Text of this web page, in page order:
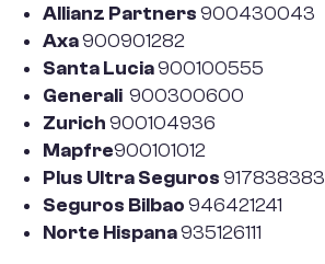
Allianz Partners900430043
Axa900901282
Santa Lucia900100555
Generali 900300600
Zurich900104936
Mapfre900101012
Plus Ultra Seguros917838383
Seguros Bilbao946421241
Norte Hispana935126111